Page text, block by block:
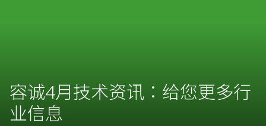
容诚4月技术资讯：给您更多行
业信息